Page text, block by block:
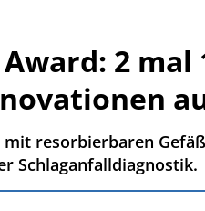
2
mit resorbierbaren
Schlaganfalldiagnostik.